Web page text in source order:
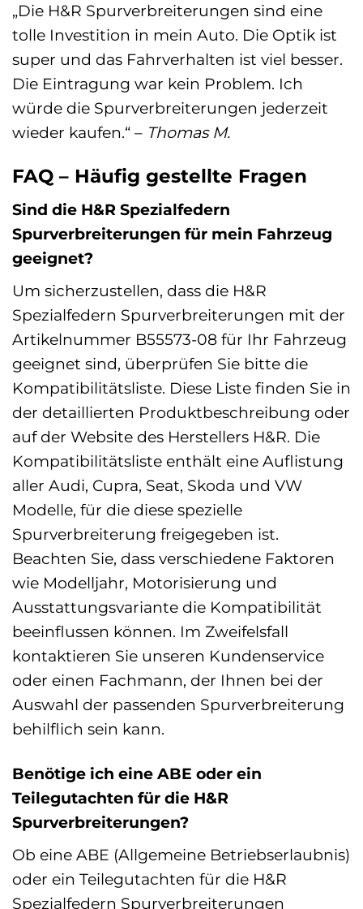
„Die H&R Spurverbreiterungen sind eine
tolle Investition in mein Auto. Die Optik ist
super und das Fahrverhalten ist viel besser.
Die Eintragung war kein Problem. Ich
würde die Spurverbreiterungen jederzeit
wieder kaufen.“ – Thomas M.
FAQ – Häufig gestellte Fragen
Sind die H&R Spezialfedern
Spurverbreiterungen für mein Fahrzeug
geeignet?
Um sicherzustellen, dass die H&R
Spezialfedern Spurverbreiterungen mit der
Artikelnummer B55573-08 für Ihr Fahrzeug
geeignet sind, überprüfen Sie bitte die
Kompatibilitätsliste. Diese Liste finden Sie in
der detaillierten Produktbeschreibung oder
auf der Website des Herstellers H&R. Die
Kompatibilitätsliste enthält eine Auflistung
aller Audi, Cupra, Seat, Skoda und VW
Modelle, für die diese spezielle
Spurverbreiterung freigegeben ist.
Beachten Sie, dass verschiedene Faktoren
wie Modelljahr, Motorisierung und
Ausstattungsvariante die Kompatibilität
beeinflussen können. Im Zweifelsfall
kontaktieren Sie unseren Kundenservice
oder einen Fachmann, der Ihnen bei der
Auswahl der passenden Spurverbreiterung
behilflich sein kann.
Benötige ich eine ABE oder ein
Teilegutachten für die H&R
Spurverbreiterungen?
Ob eine ABE (Allgemeine Betriebserlaubnis)
oder ein Teilegutachten für die H&R
Spezialfedern Spurverbreiterungen